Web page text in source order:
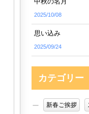
2025/10/08
思い込み
2025/09/24
カテゴリー
新春ご挨拶